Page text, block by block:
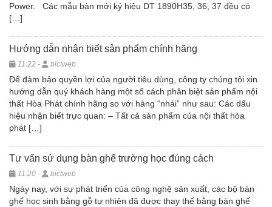
Power. Các mẫu bàn mới ký hiệu DT 1890H35, 36, 37 đều có
[…]
Hướng dẫn nhận biết sản phẩm chính hãng
11:22 - bictweb
Để đảm bảo quyền lợi của người tiêu dùng, công ty chúng tôi xin
hướng dẫn quý khách hàng một số cách phân biệt sản phẩm nội
thất Hòa Phát chính hãng so với hàng “nhái” như sau: Các dấu
hiệu nhận biết trực quan: – Tất cả sản phẩm của nội thất hòa
phát […]
Tư vấn sử dụng bàn ghế trường học đúng cách
11:20 - bictweb
Ngày nay, với sự phát triển của công nghệ sản xuất, các bộ bàn
ghế học sinh bằng gỗ tự nhiên đã được thay thế bằng bàn ghế